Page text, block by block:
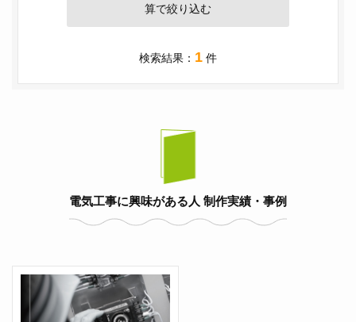
算で絞り込む
検索結果： 1 件
電気工事に興味がある人 制作実績・事例